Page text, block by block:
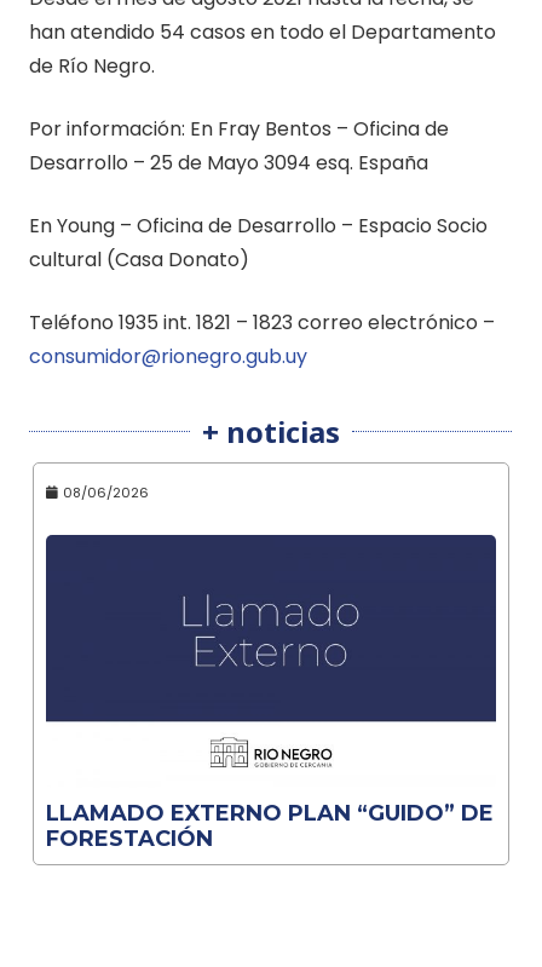
han atendido 54 casos en todo el Departamento
de Río Negro.
Por información: En Fray Bentos – Oficina de
Desarrollo – 25 de Mayo 3094 esq. España
En Young – Oficina de Desarrollo – Espacio Socio
cultural (Casa Donato)
Teléfono 1935 int. 1821 – 1823 correo electrónico –
consumidor@rionegro.gub.uy
+ noticias
08/06/2026
LLAMADO EXTERNO PLAN “GUIDO” DE
FORESTACIÓN